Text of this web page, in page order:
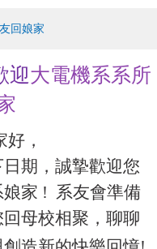
回娘家
迎大電機系系所
，
期，誠摯歡迎您
娘家 ! 系友會準備
母校相聚，聊聊